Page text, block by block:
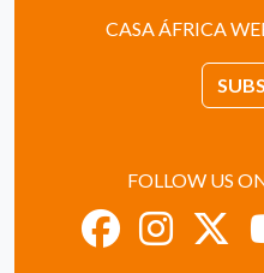
CASA ÁFRICA
FOLLOW US